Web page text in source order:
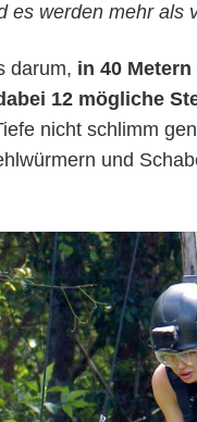
es werden mehr als
darum, in 40
12 mögliche
nicht schlimm
und